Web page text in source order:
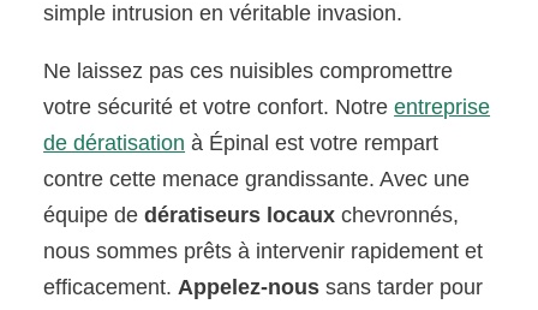
simple intrusion en véritable invasion.
Ne laissez pas ces nuisibles compromettre
votre sécurité et votre confort. Notreentreprise
de dératisation à Épinal est votre rempart
contre cette menace grandissante. Avec une
équipe dedératiseurs locaux chevronnés,
nous sommes prêts à intervenir rapidement et
efficacement.Appelez-nous sans tarder pour